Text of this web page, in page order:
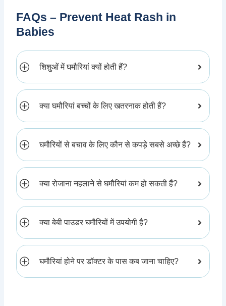
FAQs – Prevent Heat Rash in
Babies
शिशुओं में घमौरियां क्यों होती हैं?
क्या घमौरियां बच्चों के लिए खतरनाक होती हैं?
घमौरियों से बचाव के लिए कौन से कपड़े सबसे अच्छे हैं?
क्या रोजाना नहलाने से घमौरियां कम हो सकती हैं?
क्या बेबी पाउडर घमौरियों में उपयोगी है?
घमौरियां होने पर डॉक्टर के पास कब जाना चाहिए?